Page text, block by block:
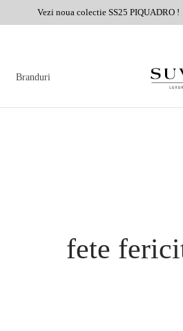
Vezi noua colectie SS25 PIQUADRO !
Branduri
fete